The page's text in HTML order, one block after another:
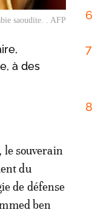
saoudite. . AFP
à des
souverain
du
de défense
ben
6
7
8